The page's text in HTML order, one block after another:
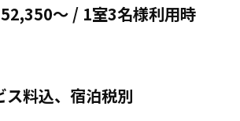
～ / 1室3名様利用時
ス料込、宿泊税別